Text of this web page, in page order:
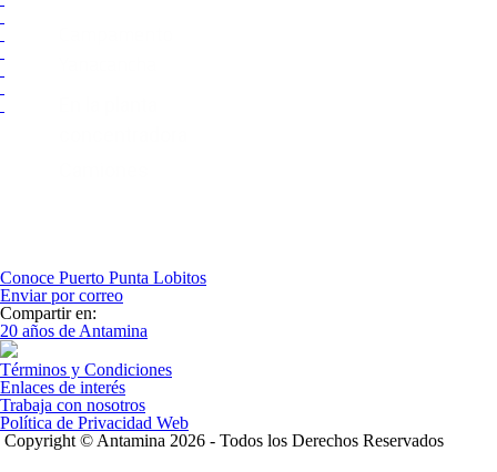
Conoce Puerto Punta Lobitos
Enviar por correo
Compartir en:
20 años de Antamina
Términos y Condiciones
Enlaces de interés
Trabaja con nosotros
Política de Privacidad Web
Copyright © Antamina 2026 - Todos los Derechos Reservados